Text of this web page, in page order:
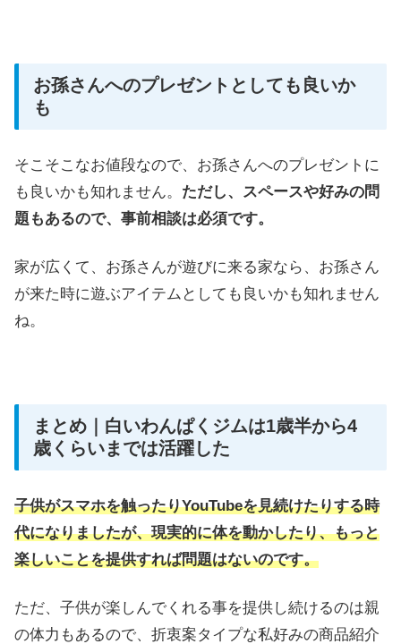
お孫さんへのプレゼントとしても良いか
も
そこそこなお値段なので、お孫さんへのプレゼントに
も良いかも知れません。 ただし、スペースや好みの問
題もあるので、事前相談は必須です。
家が広くて、お孫さんが遊びに来る家なら、お孫さん
が来た時に遊ぶアイテムとしても良いかも知れません
ね。
まとめ｜白いわんぱくジムは1歳半から4
歳くらいまでは活躍した
子供がスマホを触ったりYouTubeを見続けたりする時
代になりましたが、現実的に体を動かしたり、もっと
楽しいことを提供すれば問題はないのです。
ただ、子供が楽しんでくれる事を提供し続けるのは親
の体力もあるので、折衷案タイプな私好みの商品紹介